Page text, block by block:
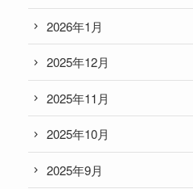
2026年1月
2025年12月
2025年11月
2025年10月
2025年9月